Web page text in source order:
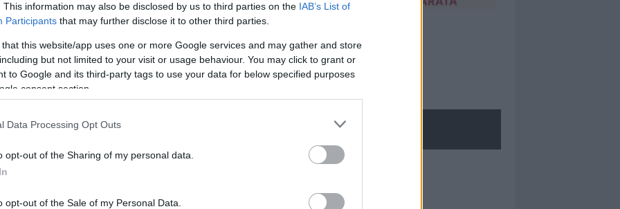
This information may also be disclosed by us to third parties on the IAB’s List of
Participants that may further disclose it to other third parties.
that this website/app uses one or more Google services and may gather and store
but not limited to your visit or usage behaviour. You may click to grant or
to Google and its third-party tags to use your data for below specified purposes
consent section.
Data Processing Opt Outs
opt-out of the Sharing of my personal data.
opt-out of the Sale of my Personal Data.
nella sezioneLogindal menù del sito o
Notizie Sardegna
NECROLOGIE